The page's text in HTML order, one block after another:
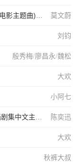
莫文蔚
题曲)》简谱
刘钧
殷秀梅/廖昌永/魏松
大欢
小阿七
陈奕迅
题曲)》简谱
大欢
秋裤大叔